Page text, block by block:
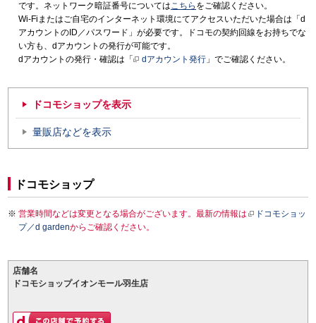
です。ネットワーク暗証番号についてはこちら をご確認ください。
Wi-Fiまたはご自宅のインターネット環境にてアクセスいただいた場合は「d
アカウントのID／パスワード」が必要です。ドコモの契約回線をお持ちでな
い方も、dアカウントの発行が可能です。
dアカウントの発行・確認は「
dアカウント発行 」でご確認ください。
ドコモショップを表示
量販店などを表示
ドコモショップ
営業時間などは変更となる場合がございます。最新の情報は
ドコモショッ
プ／d gardenからご確認ください。
店舗名
ドコモショップイオンモール羽生店